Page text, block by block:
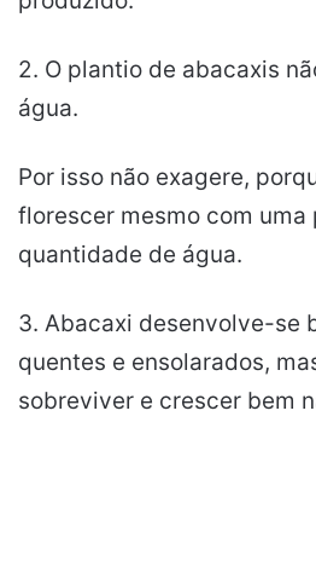
2. O plantio de abacaxis
água.
Por isso não exagere,
florescer mesmo com uma
quantidade de água.
3. Abacaxi desenvolve-se
quentes e ensolarados,
sobreviver e crescer bem